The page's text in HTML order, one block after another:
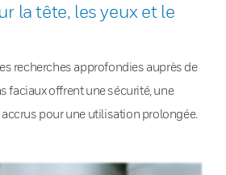
la tête, les yeux et le
recherches approfondies auprès de
faciaux offrent une sécurité, une
pour une utilisation prolongée.